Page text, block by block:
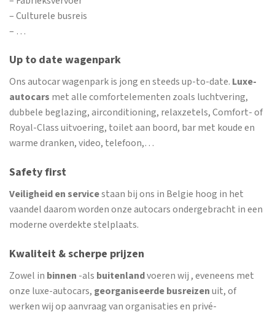
– Culturele busreis
– …
Up to date wagenpark
Ons autocar wagenpark is jong en steeds up-to-date. Luxe-
autocars met alle comfortelementen zoals luchtvering,
dubbele beglazing, airconditioning, relaxzetels, Comfort- of
Royal-Class uitvoering, toilet aan boord, bar met koude en
warme dranken, video, telefoon,…
Safety first
Veiligheid en servicestaan bij ons in Belgie hoog in het
vaandel daarom worden onze autocars ondergebracht in een
moderne overdekte stelplaats.
Kwaliteit & scherpe prijzen
Zowel in binnen -als buitenlandvoeren wij , eveneens met
onze luxe-autocars, georganiseerde busreizenuit, of
werken wij op aanvraag van organisaties en privé-